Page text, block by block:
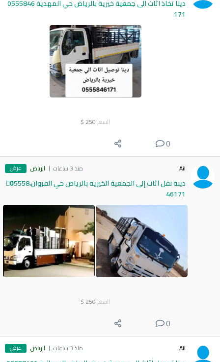
دينا تخاذ اثاث الى جمعية خيرية بالرياض حي المهدية 0555846
171
السعر 250
$
0
Ail منذ 3 ساعات الرياض عرض
دينة نقل اثاث إلى الجمعية الخيرية بالرياض حي القروان،0َ5558
46171
السعر 250
$
0
Ail منذ 3 ساعات الرياض عرض